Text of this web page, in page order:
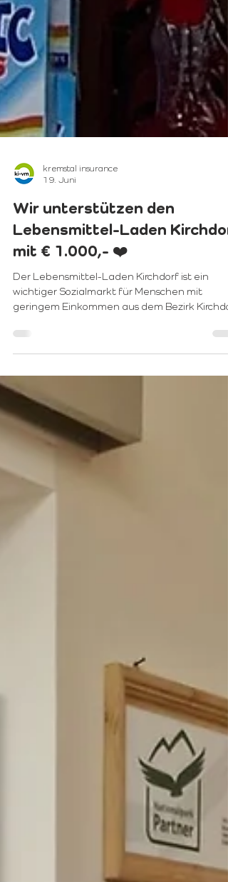
kremstal insurance
Wir unterstützen den
Lebensmittel-Laden
mit € 1.000,- ❤️
Der Lebensmittel-Laden Kirchdorf ist ein
wichtiger Sozialmarkt für Menschen mit
Lebensmittel und Produkte des täglichen
Bedarfs können zu sehr günstigen Preisen
eingekauft werden 🛒🥫 Möglich wird das
großes ehrenamtliches Engagement von
Lang und Ihren Team 🙌 sowie durch Waren
Handel, Gastronomie, Landwirtschaft und